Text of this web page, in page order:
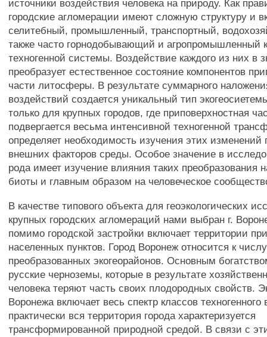
источники воздействия человека на природу. Как
городские агломерации имеют сложную структуру и
селитебный, промышленный, транспортный,
также часто горнодобывающий и агропромышленный
техногенной системы. Воздействие каждого из них в
преобразует естественное состояние компонентов
части литосферы. В результате суммарного
воздействий создается уникальный тип
только для крупных городов, где приповерхностная
подвергается весьма интенсивной техногенной
определяет необходимость изучения этих изменений
внешних факторов среды. Особое значение в
рода имеет изучение влияния таких преобразования
биоты и главным образом на человеческое
В качестве типового объекта для геоэкологических
крупных городских агломераций нами выбран г.
помимо городской застройки включает территории
населенных пунктов. Город Воронеж относится к
преобразованных экогеорайонов. Основным
русские черноземы, которые в результате
человека теряют часть своих плодородных свойств.
Воронежа включает весь спектр классов техногенного
практически вся территория города характеризуется
трансформированной природной средой. В связи с